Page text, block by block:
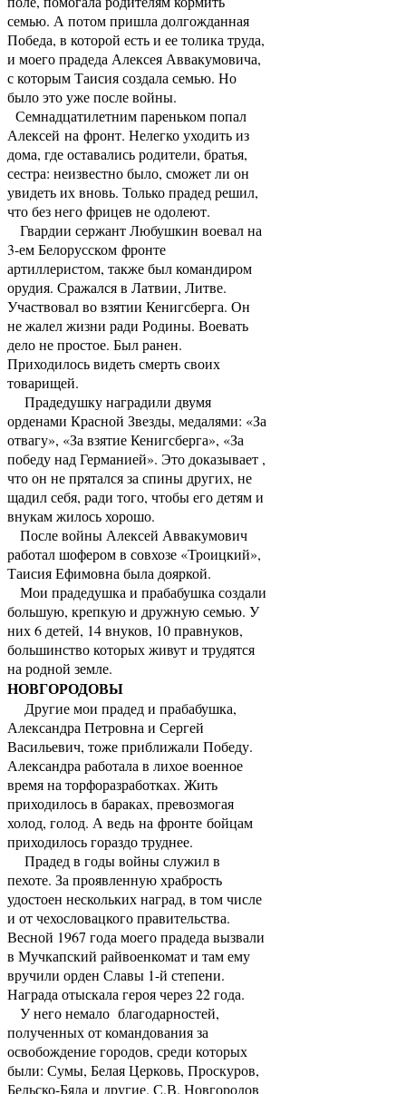
семью. А потом пришла долгожданная
Победа, в которой есть и ее толика труда,
и моего прадеда Алексея Аввакумовича,
с которым Таисия создала семью. Но
было это уже после войны.
Семнадцатилетним пареньком попал
Алексей на фронт. Нелегко уходить из
дома, где оставались родители, братья,
сестра: неизвестно было, сможет ли он
увидеть их вновь. Только прадед решил,
что без него фрицев не одолеют.
Гвардии сержант Любушкин воевал на
3-ем Белорусском фронте
артиллеристом, также был командиром
орудия. Сражался в Латвии, Литве.
Участвовал во взятии Кенигсберга. Он
не жалел жизни ради Родины. Воевать
дело не простое. Был ранен.
Приходилось видеть смерть своих
товарищей.
Прадедушку наградили двумя
орденами Красной Звезды, медалями: «За
отвагу», «За взятие Кенигсберга», «За
победу над Германией». Это доказывает ,
что он не прятался за спины других, не
щадил себя, ради того, чтобы его детям и
внукам жилось хорошо.
После войны Алексей Аввакумович
работал шофером в совхозе «Троицкий»,
Таисия Ефимовна была дояркой.
Мои прадедушка и прабабушка создали
большую, крепкую и дружную семью. У
них 6 детей, 14 внуков, 10 правнуков,
большинство которых живут и трудятся
на родной земле.
НОВГОРОДОВЫ
Другие мои прадед и прабабушка,
Александра Петровна и Сергей
Васильевич, тоже приближали Победу.
Александра работала в лихое военное
время на торфоразработках. Жить
приходилось в бараках, превозмогая
холод, голод. А ведь на фронте бойцам
приходилось гораздо труднее.
Прадед в годы войны служил в
пехоте. За проявленную храбрость
удостоен нескольких наград, в том числе
и от чехословацкого правительства.
Весной 1967 года моего прадеда вызвали
в Мучкапский райвоенкомат и там ему
вручили орден Славы 1-й степени.
Награда отыскала героя через 22 года.
У него немало благодарностей,
полученных от командования за
освобождение городов, среди которых
были: Сумы, Белая Церковь, Проскуров,
Бельско-Бяла и другие. С.В. Новгородов